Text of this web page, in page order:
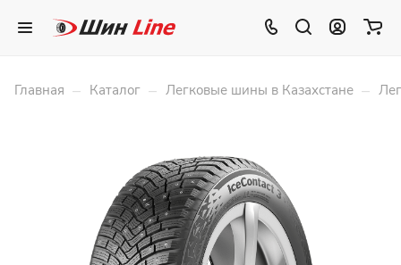
Главная – Каталог – Легковые шины в Казахстане –